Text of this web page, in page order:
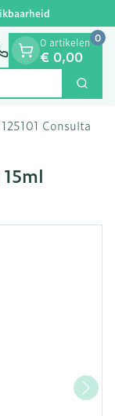
Zoek
0 artikelen
€ 0,00
0
Consulta